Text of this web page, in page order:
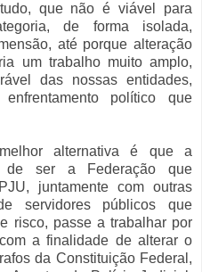
que não é viável para
de forma isolada,
até porque alteração
um trabalho muito amplo,
das nossas entidades,
político que
alternativa é que a
de ser a Federação que
juntamente com outras
servidores públicos que
risco, passe a trabalhar por
a finalidade de alterar o
da Constituição Federal,